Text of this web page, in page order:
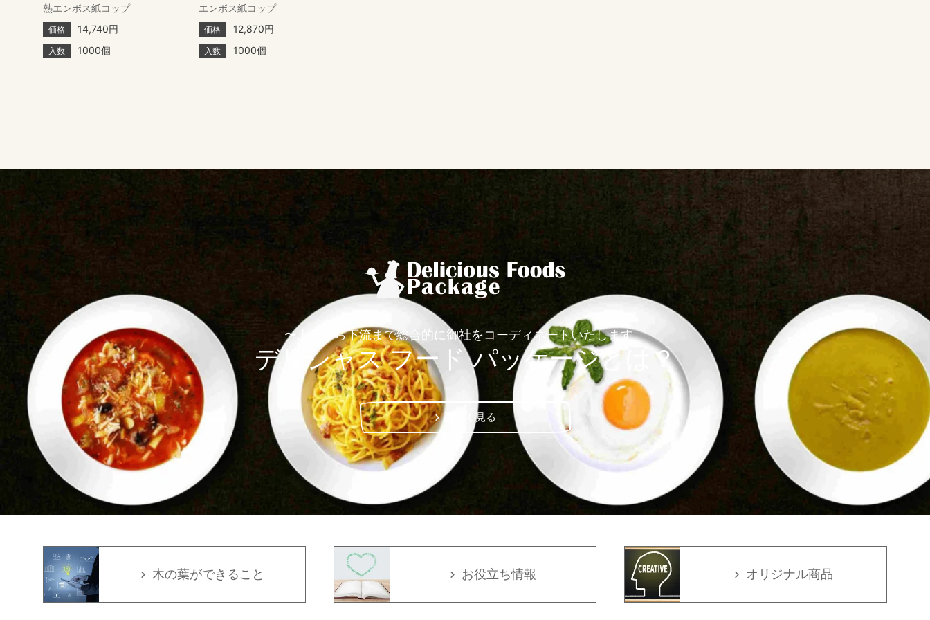
熱エンボス紙コップ
価格 14,740円
入数 1000個
エンボス紙コップ
価格 12,870円
入数 1000個
〜上流から下流まで総合的に御社をコーディネートいたします。
デリシャス フード パッケージとは？
詳しく見る
木の葉ができること お役立ち情報 オリジナル商品